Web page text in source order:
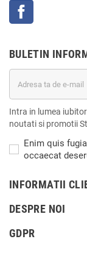
BULETIN
Intra in lumea
noutati si promotii
Enim quis
occaecat
INFORMATII
DESPRE NOI
GDPR